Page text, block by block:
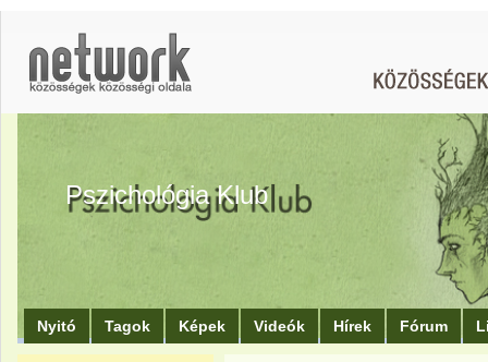
Pszichológia Klub
Nyitó Tagok Képek Videók Hírek Fórum